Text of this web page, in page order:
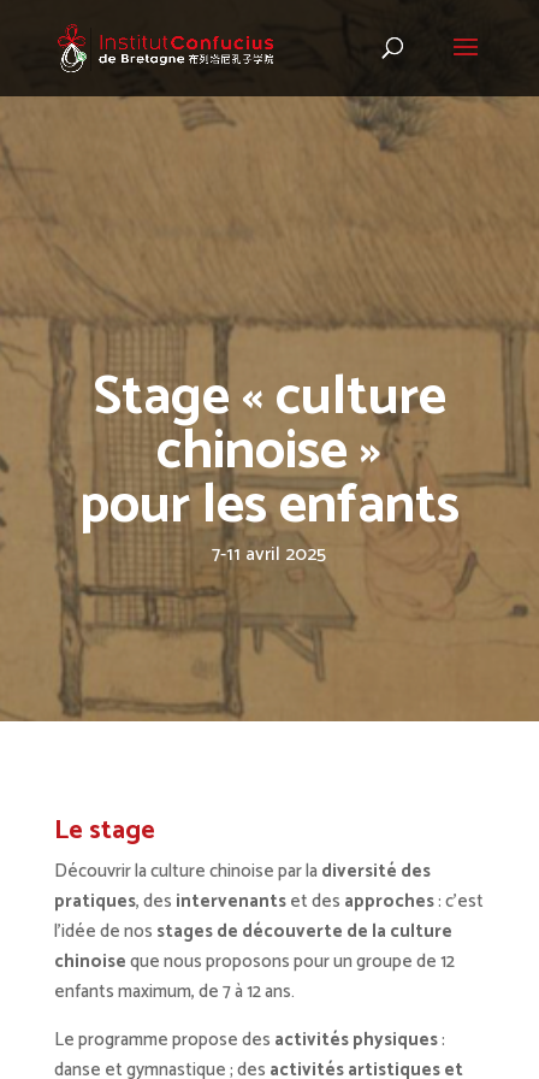
Stage « culture
chinoise »
pour les enfants
7-11 avril 2025
Le stage
Découvrir la culture chinoise par la diversité des
pratiques, des intervenantset des approches: c’est
l’idée de nos stages de découverte de la culture
chinoiseque nous proposons pour un groupe de 12
enfants maximum, de 7 à 12 ans.
Le programme propose des activités physiques:
danse et gymnastique ; des activités artistiques et